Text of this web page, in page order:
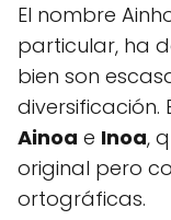
El nombre
particular, ha
bien son
diversificación.
Ainoa e Inoa,
original pero
ortográficas.